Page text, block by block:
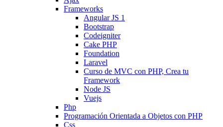
Frameworks
Angular JS 1
Bootstrap
Codeigniter
Cake PHP
Foundation
Laravel
Curso de MVC con PHP, Crea tu
Framework
Node JS
Vuejs
Php
Programación Orientada a Objetos con PHP
Css